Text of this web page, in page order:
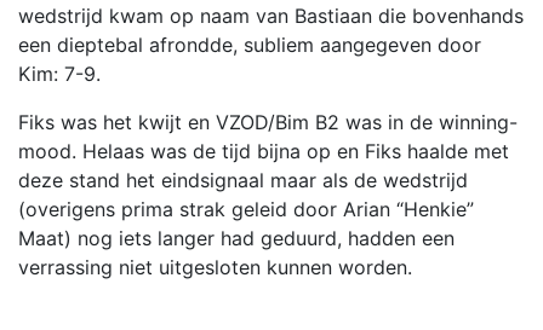
wedstrijd kwam op naam van Bastiaan die bovenhands
een dieptebal afrondde, subliem aangegeven door
Kim: 7-9.
Fiks was het kwijt en VZOD/Bim B2 was in de winning-
mood. Helaas was de tijd bijna op en Fiks haalde met
deze stand het eindsignaal maar als de wedstrijd
(overigens prima strak geleid door Arian “Henkie”
Maat) nog iets langer had geduurd, hadden een
verrassing niet uitgesloten kunnen worden.